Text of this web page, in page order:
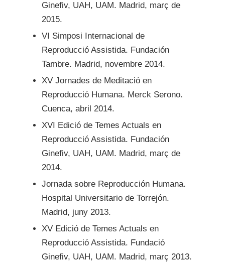
Ginefiv, UAH, UAM. Madrid, març de
2015.
VI Simposi Internacional de
Reproducció Assistida. Fundación
Tambre. Madrid, novembre 2014.
XV Jornades de Meditació en
Reproducció Humana. Merck Serono.
Cuenca, abril 2014.
XVI Edició de Temes Actuals en
Reproducció Assistida. Fundación
Ginefiv, UAH, UAM. Madrid, març de
2014.
Jornada sobre Reproducción Humana.
Hospital Universitario de Torrejón.
Madrid, juny 2013.
XV Edició de Temes Actuals en
Reproducció Assistida. Fundació
Ginefiv, UAH, UAM. Madrid, març 2013.